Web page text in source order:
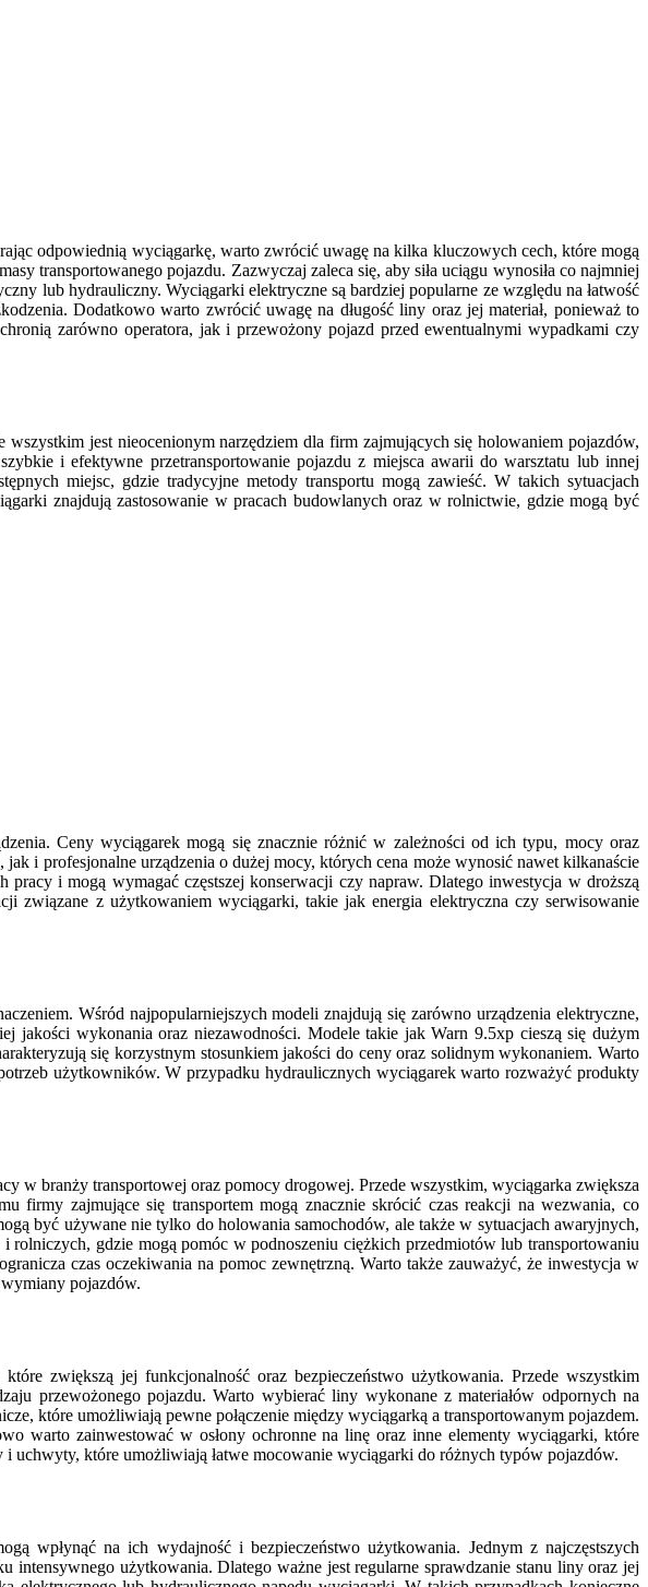
odpowiednią wyciągarkę, warto zwrócić uwagę na kilka kluczowych cech, które mogą
transportowanego pojazdu. Zazwyczaj zaleca się, aby siła uciągu wynosiła co najmniej
lub hydrauliczny. Wyciągarki elektryczne są bardziej popularne ze względu na łatwość
Dodatkowo warto zwrócić uwagę na długość liny oraz jej materiał, ponieważ to
zarówno operatora, jak i przewożony pojazd przed ewentualnymi wypadkami czy
jest nieocenionym narzędziem dla firm zajmujących się holowaniem pojazdów,
i efektywne przetransportowanie pojazdu z miejsca awarii do warsztatu lub innej
miejsc, gdzie tradycyjne metody transportu mogą zawieść. W takich sytuacjach
znajdują zastosowanie w pracach budowlanych oraz w rolnictwie, gdzie mogą być
Ceny wyciągarek mogą się znacznie różnić w zależności od ich typu, mocy oraz
i profesjonalne urządzenia o dużej mocy, których cena może wynosić nawet kilkanaście
i mogą wymagać częstszej konserwacji czy napraw. Dlatego inwestycja w droższą
związane z użytkowaniem wyciągarki, takie jak energia elektryczna czy serwisowanie
Wśród najpopularniejszych modeli znajdują się zarówno urządzenia elektryczne,
jakości wykonania oraz niezawodności. Modele takie jak Warn 9.5xp cieszą się dużym
się korzystnym stosunkiem jakości do ceny oraz solidnym wykonaniem. Warto
użytkowników. W przypadku hydraulicznych wyciągarek warto rozważyć produkty
w branży transportowej oraz pomocy drogowej. Przede wszystkim, wyciągarka zwiększa
firmy zajmujące się transportem mogą znacznie skrócić czas reakcji na wezwania, co
być używane nie tylko do holowania samochodów, ale także w sytuacjach awaryjnych,
gdzie mogą pomóc w podnoszeniu ciężkich przedmiotów lub transportowaniu
czas oczekiwania na pomoc zewnętrzną. Warto także zauważyć, że inwestycja w
pojazdów.
zwiększą jej funkcjonalność oraz bezpieczeństwo użytkowania. Przede wszystkim
przewożonego pojazdu. Warto wybierać liny wykonane z materiałów odpornych na
które umożliwiają pewne połączenie między wyciągarką a transportowanym pojazdem.
warto zainwestować w osłony ochronne na linę oraz inne elementy wyciągarki, które
uchwyty, które umożliwiają łatwe mocowanie wyciągarki do różnych typów pojazdów.
wpłynąć na ich wydajność i bezpieczeństwo użytkowania. Jednym z najczęstszych
użytkowania. Dlatego ważne jest regularne sprawdzanie stanu liny oraz jej